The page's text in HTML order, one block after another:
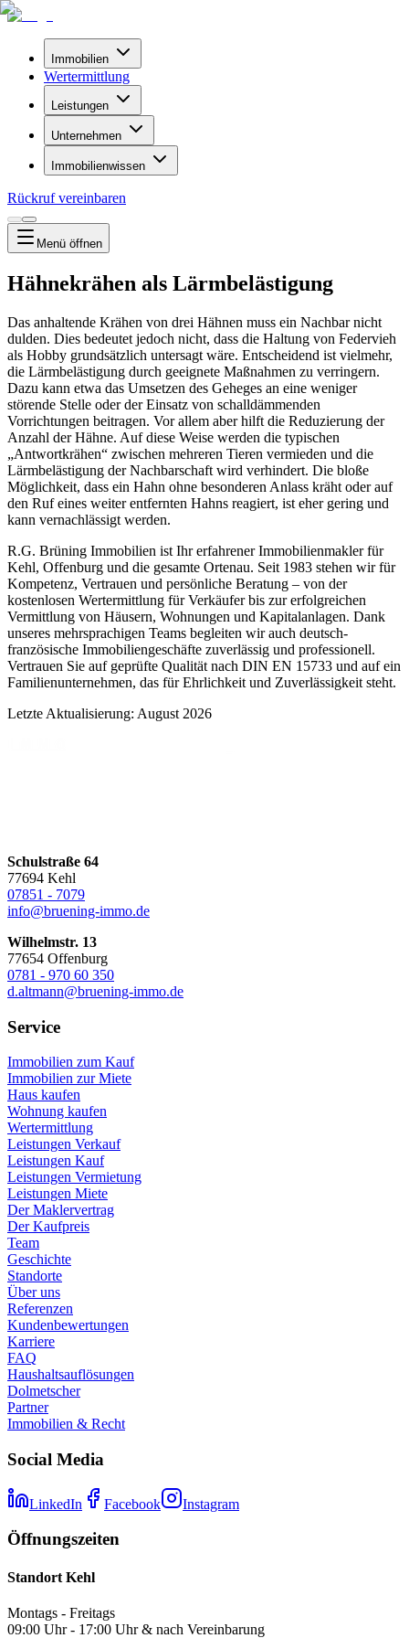
Immobilien
Wertermittlung
Leistungen
Unternehmen
Immobilienwissen
Rückruf vereinbaren
Menü öffnen
Hähnekrähen als Lärmbelästigung
Das anhaltende Krähen von drei Hähnen muss ein Nachbar nicht
dulden. Dies bedeutet jedoch nicht, dass die Haltung von Federvieh
als Hobby grundsätzlich untersagt wäre. Entscheidend ist vielmehr,
die Lärmbelästigung durch geeignete Maßnahmen zu verringern.
Dazu kann etwa das Umsetzen des Geheges an eine weniger
störende Stelle oder der Einsatz von schalldämmenden
Vorrichtungen beitragen. Vor allem aber hilft die Reduzierung der
Anzahl der Hähne. Auf diese Weise werden die typischen
„Antwortkrähen“ zwischen mehreren Tieren vermieden und die
Lärmbelästigung der Nachbarschaft wird verhindert. Die bloße
Möglichkeit, dass ein Hahn ohne besonderen Anlass kräht oder auf
den Ruf eines weiter entfernten Hahns reagiert, ist eher gering und
kann vernachlässigt werden.
R.G. Brüning Immobilien ist Ihr erfahrener Immobilienmakler für
Kehl, Offenburg und die gesamte Ortenau. Seit 1983 stehen wir für
Kompetenz, Vertrauen und persönliche Beratung – von der
kostenlosen Wertermittlung für Verkäufer bis zur erfolgreichen
Vermittlung von Häusern, Wohnungen und Kapitalanlagen. Dank
unseres mehrsprachigen Teams begleiten wir auch deutsch-
französische Immobiliengeschäfte zuverlässig und professionell.
Vertrauen Sie auf geprüfte Qualität nach DIN EN 15733 und auf ein
Familienunternehmen, das für Ehrlichkeit und Zuverlässigkeit steht.
Letzte Aktualisierung: August 2026
Schulstraße 64
77694 Kehl
07851 - 7079
info@bruening-immo.de
Wilhelmstr. 13
77654 Offenburg
0781 - 970 60 350
d.altmann@bruening-immo.de
Service
Immobilien zum Kauf
Immobilien zur Miete
Haus kaufen
Wohnung kaufen
Wertermittlung
Leistungen Verkauf
Leistungen Kauf
Leistungen Vermietung
Leistungen Miete
Der Maklervertrag
Der Kaufpreis
Team
Geschichte
Standorte
Über uns
Referenzen
Kundenbewertungen
Karriere
FAQ
Haushaltsauflösungen
Dolmetscher
Partner
Immobilien & Recht
Social Media
LinkedIn Facebook Instagram
Öffnungszeiten
Standort Kehl
Montags - Freitags
09:00 Uhr - 17:00 Uhr & nach Vereinbarung